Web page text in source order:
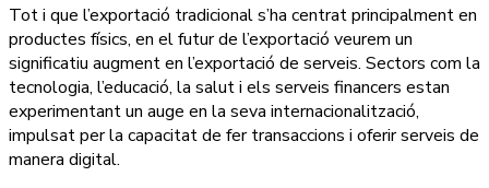
Tot i que l’exportació tradicional s’ha centrat principalment en
productes físics, en el futur de l’exportació veurem un
significatiu augment en l’exportació de serveis. Sectors com la
tecnologia, l’educació, la salut i els serveis financers estan
experimentant un auge en la seva internacionalització,
impulsat per la capacitat de fer transaccions i oferir serveis de
manera digital.